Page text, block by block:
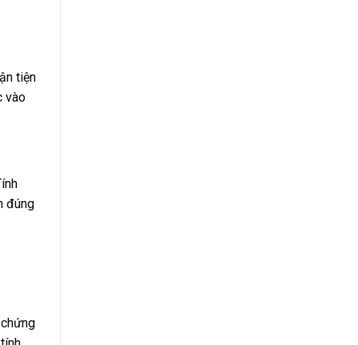
tiện
vào
đúng